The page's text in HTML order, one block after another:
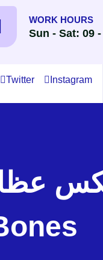
WORK HOURS
Sun - Sat: 09 -
Twitter Instagram